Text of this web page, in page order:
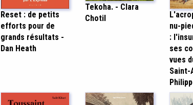
Reset : de petits
efforts pour de
grands résultats -
Dan Heath
Tekoha. - Clara
Chotil
nu-
:
ses
vues
Saint-